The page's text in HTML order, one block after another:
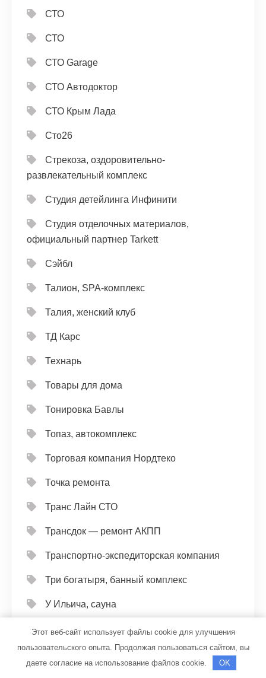
СТО
СТО
СТО Garage
СТО Автодоктор
СТО Крым Лада
Сто26
Стрекоза, оздоровительно-
развлекательный комплекс
Студия детейлинга Инфинити
Студия отделочных материалов,
официальный партнер Tarkett
Сэйбл
Талион, SPA-комплекс
Талия, женский клуб
ТД Карс
Технарь
Товары для дома
Тонировка Бавлы
Топаз, автокомплекс
Торговая компания Нордтеко
Точка ремонта
Транс Лайн СТО
Трансдок — ремонт АКПП
Транспортно-экспедиторская компания
Три богатыря, банный комплекс
У Ильича, сауна
У Лёхи, гостиничный комплекс
У Олега, автомойка
Этот веб-сайт использует файлы cookie для улучшения
пользовательского опыта. Продолжая пользоваться сайтом, вы
даете согласие на использование файлов cookie.
OK